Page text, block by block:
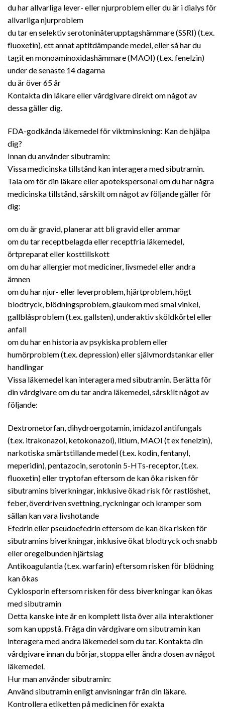
du har allvarliga lever- eller njurproblem eller du är i dialys för
allvarliga njurproblem
du tar en selektiv serotoninåterupptagshämmare (SSRI) (t.ex.
fluoxetin), ett annat aptitdämpande medel, eller så har du
tagit en monoaminoxidashämmare (MAOI) (t.ex. fenelzin)
under de senaste 14 dagarna
du är över 65 år
Kontakta din läkare eller vårdgivare direkt om något av
dessa gäller dig.
FDA-godkända läkemedel för viktminskning: Kan de hjälpa
dig?
Innan du använder sibutramin:
Vissa medicinska tillstånd kan interagera med sibutramin.
Tala om för din läkare eller apotekspersonal om du har några
medicinska tillstånd, särskilt om något av följande gäller för
dig:
om du är gravid, planerar att bli gravid eller ammar
om du tar receptbelagda eller receptfria läkemedel,
örtpreparat eller kosttillskott
om du har allergier mot mediciner, livsmedel eller andra
ämnen
om du har njur- eller leverproblem, hjärtproblem, högt
blodtryck, blödningsproblem, glaukom med smal vinkel,
gallblåsproblem (t.ex. gallsten), underaktiv sköldkörtel eller
anfall
om du har en historia av psykiska problem eller
humörproblem (t.ex. depression) eller självmordstankar eller
handlingar
Vissa läkemedel kan interagera med sibutramin. Berätta för
din vårdgivare om du tar andra läkemedel, särskilt något av
följande:
Dextrometorfan, dihydroergotamin, imidazol antifungals
(t.ex. itrakonazol, ketokonazol), litium, MAOI (t ex fenelzin),
narkotiska smärtstillande medel (t.ex. kodin, fentanyl,
meperidin), pentazocin, serotonin 5-HTs-receptor, (t.ex.
fluoxetin) eller tryptofan eftersom de kan öka risken för
sibutramins biverkningar, inklusive ökad risk för rastlöshet,
feber, överdriven svettning, ryckningar och kramper som
sällan kan vara livshotande
Efedrin eller pseudoefedrin eftersom de kan öka risken för
sibutramins biverkningar, inklusive ökat blodtryck och snabb
eller oregelbunden hjärtslag
Antikoagulantia (t.ex. warfarin) eftersom risken för blödning
kan ökas
Cyklosporin eftersom risken för dess biverkningar kan ökas
med sibutramin
Detta kanske inte är en komplett lista över alla interaktioner
som kan uppstå. Fråga din vårdgivare om sibutramin kan
interagera med andra läkemedel som du tar. Kontakta din
vårdgivare innan du börjar, stoppa eller ändra dosen av något
läkemedel.
Hur man använder sibutramin:
Använd sibutramin enligt anvisningar från din läkare.
Kontrollera etiketten på medicinen för exakta